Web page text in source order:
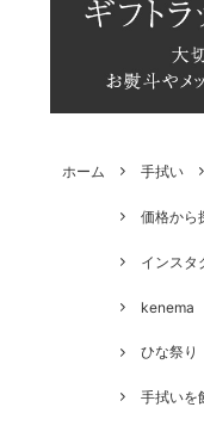
ホーム 手拭い
価格から
インスタ
kenema
ひな祭り
手拭いを